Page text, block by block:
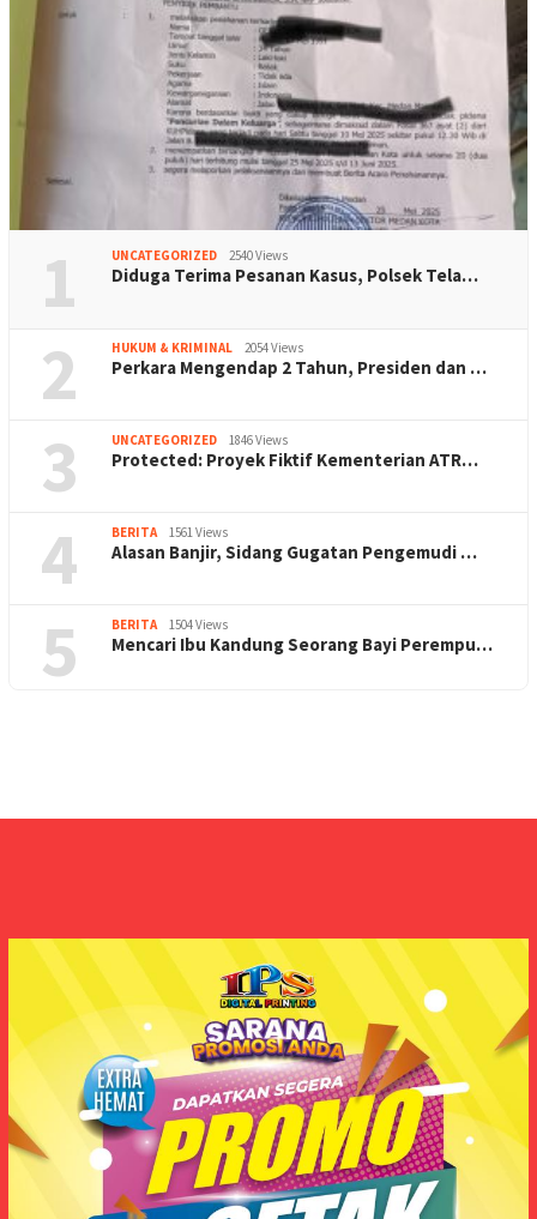
1 UNCATEGORIZED 2540 Views
Diduga Terima Pesanan Kasus, Polsek Tela…
2 HUKUM & KRIMINAL 2054 Views
Perkara Mengendap 2 Tahun, Presiden dan …
3 UNCATEGORIZED 1846 Views
Protected: Proyek Fiktif Kementerian ATR…
4 BERITA 1561 Views
Alasan Banjir, Sidang Gugatan Pengemudi …
5 BERITA 1504 Views
Mencari Ibu Kandung Seorang Bayi Perempu…